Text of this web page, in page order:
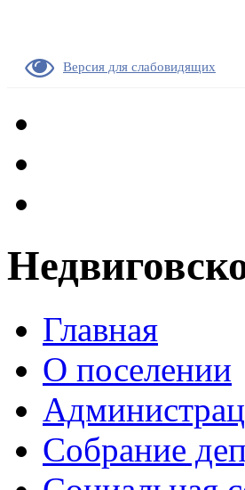
Версия для слабовидящих
Главная
О поселении
Собрание